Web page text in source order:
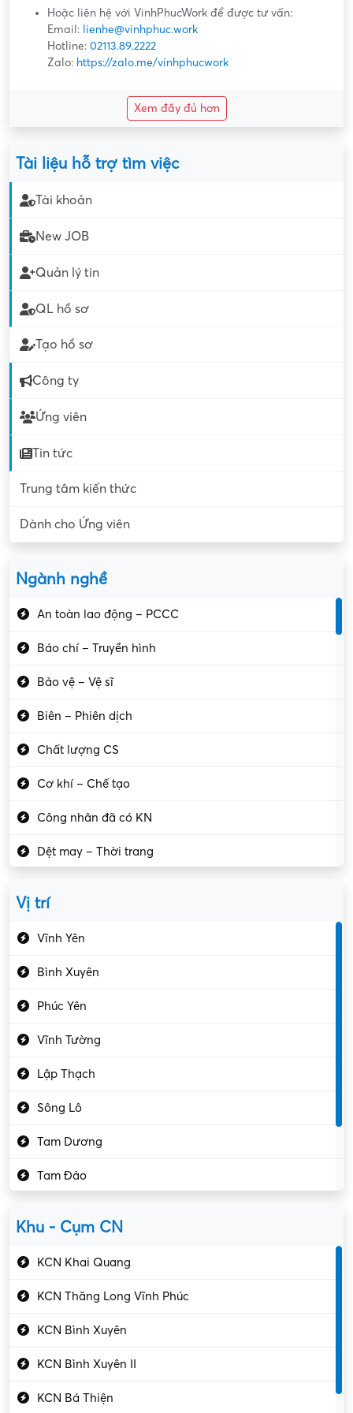
Hoặc liên hệ với VinhPhucWork để được tư vấn:
Email: lienhe@vinhphuc.work
Hotline: 02113.89.2222
Zalo: https://zalo.me/vinhphucwork
Xem đầy đủ hơn
Tài liệu hỗ trợ tìm việc
Tài khoản
New JOB
Quản lý tin
QL hồ sơ
Tạo hồ sơ
Công ty
Ứng viên
Tin tức
Trung tâm kiến thức
Dành cho Ứng viên
Ngành nghề
An toàn lao động – PCCC
Báo chí – Truyền hình
Bảo vệ – Vệ sĩ
Biên – Phiên dịch
Chất lượng CS
Cơ khí – Chế tạo
Công nhân đã có KN
Dệt may – Thời trang
Kiểm soát chất lượng
Kỹ sư cơ khí
Kỹ sư điện
Kỹ thuật cao
Kỹ thuật mạng – IT
Làm bán thời gian
Lao động phổ thông
Vị trí
Vĩnh Yên
Bình Xuyên
Phúc Yên
Vĩnh Tường
Lập Thạch
Sông Lô
Tam Dương
Tam Đảo
Khu - Cụm CN
KCN Khai Quang
KCN Thăng Long Vĩnh Phúc
KCN Bình Xuyên
KCN Bình Xuyên II
KCN Bá Thiện